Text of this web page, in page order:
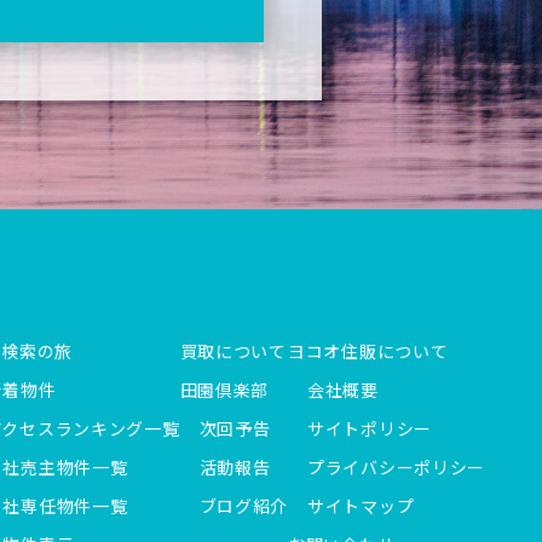
索の旅
物件
セスランキング一覧
売主物件一覧
専任物件一覧
買取について
田園倶楽部
次回予告
活動報告
ブログ紹介
ヨコオ住販について
会社概要
サイトポリシー
プライバシーポリシー
サイトマップ